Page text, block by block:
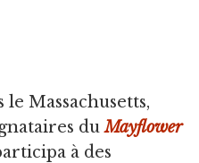
Massachusetts,
duMayflower
à des